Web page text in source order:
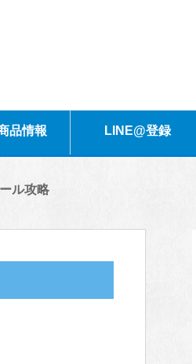
品情報 LINE@登録
ル攻略